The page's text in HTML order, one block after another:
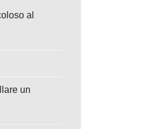
al
un